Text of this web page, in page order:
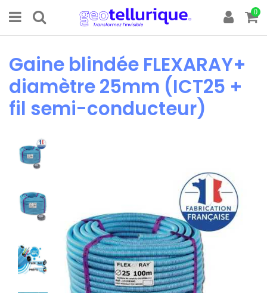
0
Gaine blindée FLEXARAY+
diamètre 25mm (ICT25 +
fil semi-conducteur)